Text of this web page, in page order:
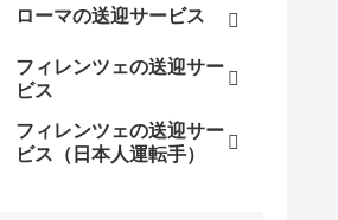
ローマの送迎サービス
フィレンツェの送迎サー
ビス
フィレンツェの送迎サー
ビス（日本人運転手）